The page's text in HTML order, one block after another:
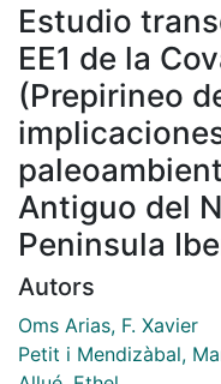
Estudio
EE1 de la
(Prepirineo
Antiguo del
Peninsula
Autors
Oms Arias, F. Xavier
Petit i Mendizàbal,